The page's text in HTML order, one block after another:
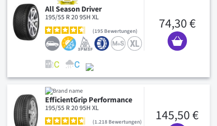
All Season Driver
195/55 R 20 95H XL
195 Bewertungen 74,30 €
EfficientGrip Performance
195/55 R 20 95H XL
1.218 Bewertungen 145,50 €